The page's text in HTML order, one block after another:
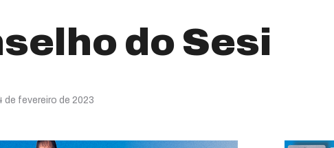
do Sesi
de fevereiro de 2023